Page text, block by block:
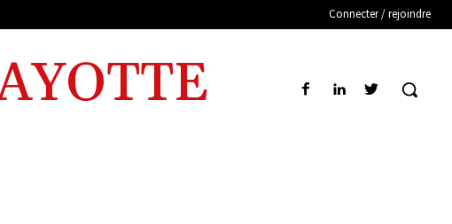
Connecter / rejoindre